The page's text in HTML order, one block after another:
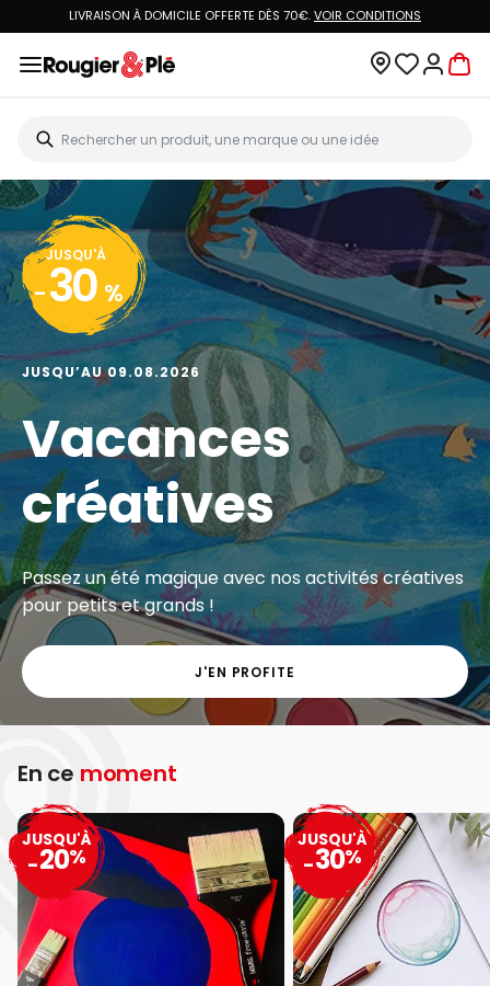
LIVRAISON À DOMICILE OFFERTE DÈS 70€.VOIR CONDITIONS
JUSQU'À
- 30 %
JUSQU’AU 09.08.2026
Vacances
créatives
Passez un été magique avec nos activités créatives
pour petits et grands !
J'EN PROFITE
En ce moment
JUSQU'À
-20%
JUSQU'À
-30%